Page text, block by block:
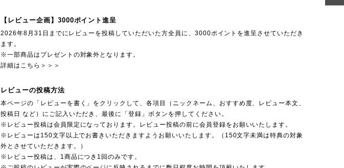
【レビュー企画】3000ポイント進呈
2026年8月31日までにレビューを投稿していただいた方全員に、3000ポイントを進呈させていただき
ます。
※一部商品はプレゼントの対象外となります。
詳細はこちら＞＞＞
レビューの投稿方法
本ページの「レビューを書く」をクリックして、各項目（ニックネーム、おすすめ度、レビュー本文、
投稿日 など）にご記入いただき、最後に「登録」ボタンを押してください。
※レビュー投稿は会員限定になっております。レビュー投稿の前に会員登録をお願いいたします。
※レビューは150文字以上でお書きいただきますようお願いいたします。（150文字未満は特典の対象
外とさせていただきます。）
※レビュー投稿は、1商品につき1回のみです。